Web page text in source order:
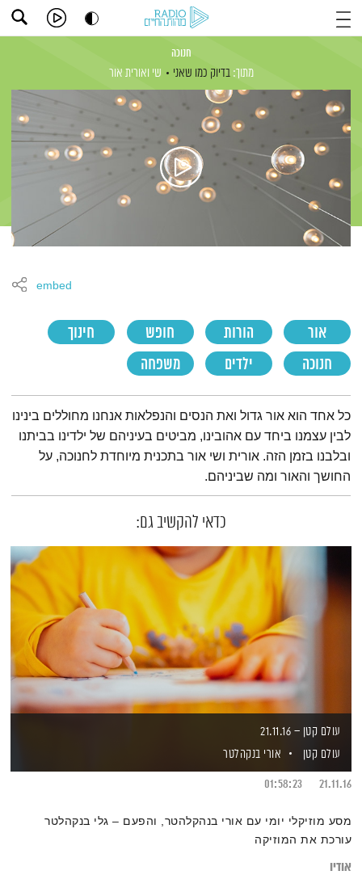
חנוכה
מתוך: בדיוק כמו שאני שי ואורית אור
אור הורות חופש
חינוך
חנוכה
ילדים משפחה
embed
תמצית הפודקאסט
כל אחד הוא אור גדול ואת הנסים והנפלאות אנחנו מחוללים בינינו
לבין עצמנו ביחד עם אהובינו, מביטים בעיניהם של ילדינו בביתנו
ובלבנו בזמן הזה. אורית ושי אור בתכנית מיוחדת לחנוכה, על
החושך והאור ומה שביניהם.
כדאי להקשיב גם:
עולם קטן – 21.11.16
עולם קטן
אורי בנקהלטר
21.11.16
01:58:23
מסע מוזיקלי יומי עם אורי בנהקלהטר, והפעם – גלי בנקהלטר
עורכת את המוזיקה
אודיו